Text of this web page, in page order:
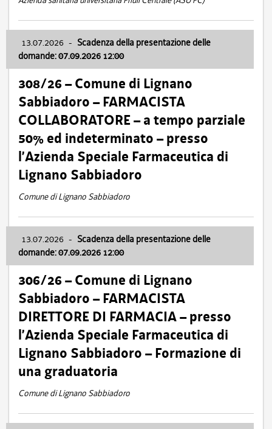
13.07.2026 - Scadenza della presentazione delle
domande: 07.09.2026 12:00
308/26 – Comune di Lignano
Sabbiadoro – FARMACISTA
COLLABORATORE – a tempo parziale
50% ed indeterminato – presso
l’Azienda Speciale Farmaceutica di
Lignano Sabbiadoro
Comune di Lignano Sabbiadoro
13.07.2026 - Scadenza della presentazione delle
domande: 07.09.2026 12:00
306/26 – Comune di Lignano
Sabbiadoro – FARMACISTA
DIRETTORE DI FARMACIA – presso
l’Azienda Speciale Farmaceutica di
Lignano Sabbiadoro – Formazione di
una graduatoria
Comune di Lignano Sabbiadoro